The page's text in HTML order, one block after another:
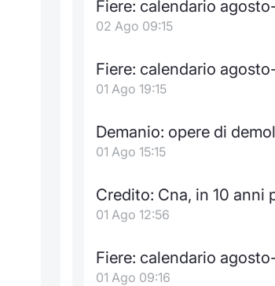
Fiere: calendario
02 Ago 09:15
Fiere: calendario
01 Ago 19:15
Demanio: opere di
01 Ago 15:15
Credito: Cna, in 10 anni
01 Ago 12:56
Fiere: calendario
01 Ago 09:16